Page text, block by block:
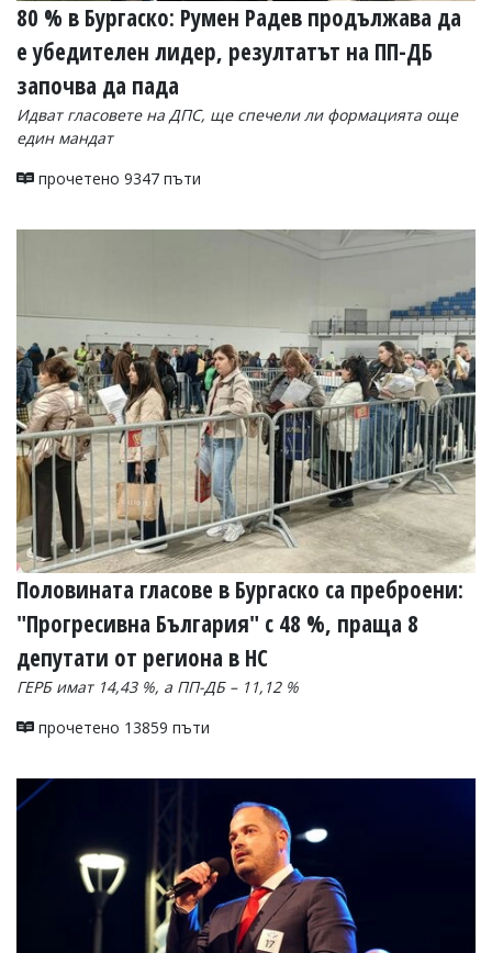
80 % в Бургаско: Румен Радев продължава да
е убедителен лидер, резултатът на ПП-ДБ
започва да пада
Идват гласовете на ДПС, ще спечели ли формацията още
един мандат
прочетено 9347 пъти
Половината гласове в Бургаско са преброени:
"Прогресивна България" с 48 %, праща 8
депутати от региона в НС
ГЕРБ имат 14,43 %, а ПП-ДБ – 11,12 %
прочетено 13859 пъти